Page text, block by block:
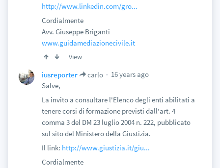
http://www.linkedin.com/gro...
Cordialmente
Avv. Giuseppe Briganti
www.guidamediazionecivile.it
View
iusreporter carlo
16 years ago
Salve,
La invito a consultare l'Elenco degli enti abilitati a
tenere corsi di formazione previsti dall'art. 4
comma 3 del DM 23 luglio 2004 n. 222, pubblicato
sul sito del Ministero della Giustizia.
Il link: http://www.giustizia.it/giu...
Cordialmente